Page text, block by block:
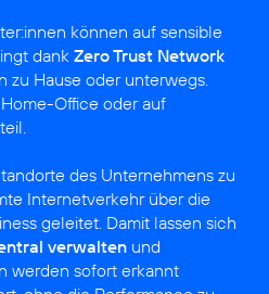
können auf sensible
dank Zero Trust Network
zu Hause oder unterwegs.
Office oder auf
des Unternehmens zu
Internetverkehr über die
geleitet. Damit lassen sich
verwalten und
werden sofort erkannt